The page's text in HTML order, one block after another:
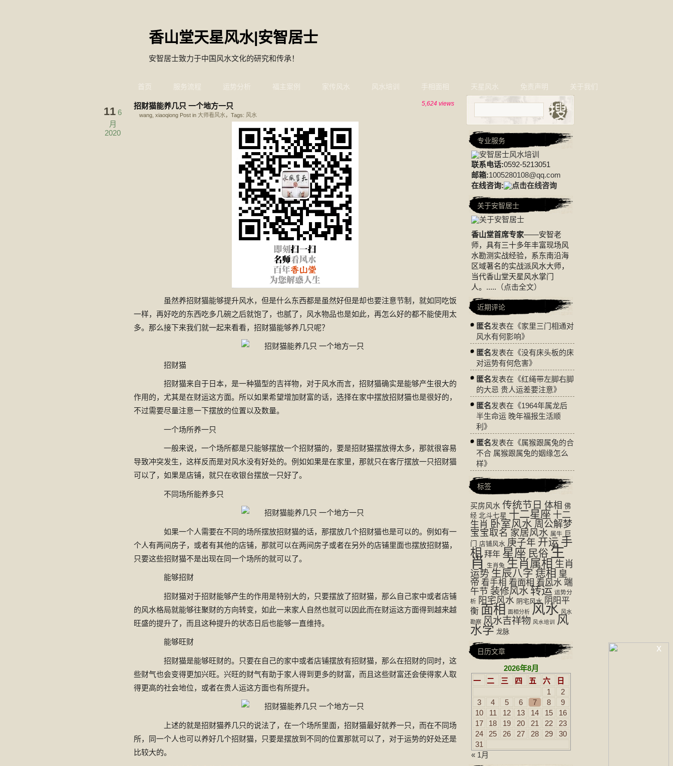
香山堂天星风水|安智居士
安智居士致力于中国风水文化的研究和传承！
首页 服务流程 运势分析 福主案例 家传风水 风水培训 手相面相 天星风水 免责声明 关于我们
招财猫能养几只 一个地方一只
wang, xiaoqiong Post in 大师看风水 ，Tags: 风水
11 6
月
2020
5,624 views
虽然养招财猫能够提升风水，但是什么东西都是虽然好但是却也要注意节制，就如同吃饭
一样，再好吃的东西吃多几碗之后就饱了，也腻了，风水物品也是如此，再怎么好的都不能使用太
多。那么接下来我们就一起来看看，招财猫能够养几只呢？
招财猫
招财猫来自于日本，是一种猫型的吉祥物，对于风水而言，招财猫确实是能够产生很大的
作用的，尤其是在财运这方面。所以如果希望增加财富的话，选择在家中摆放招财猫也是很好的，
不过需要尽量注意一下摆放的位置以及数量。
一个场所养一只
一般来说，一个场所都是只能够摆放一个招财猫的，要是招财猫摆放得太多，那就很容易
导致冲突发生，这样反而是对风水没有好处的。例如如果是在家里，那就只在客厅摆放一只招财猫
可以了，如果是店铺，就只在收银台摆放一只好了。
不同场所能养多只
如果一个人需要在不同的场所摆放招财猫的话，那摆放几个招财猫也是可以的。例如有一
个人有两间房子，或者有其他的店铺，那就可以在两间房子或者在另外的店铺里面也摆放招财猫，
只要这些招财猫不是出现在同一个场所的就可以了。
能够招财
招财猫对于招财能够产生的作用是特别大的，只要摆放了招财猫，那么自己家中或者店铺
的风水格局就能够往聚财的方向转变，如此一来家人自然也就可以因此而在财运这方面得到越来越
旺盛的提升了，而且这种提升的状态日后也能够一直维持。
能够旺财
招财猫是能够旺财的。只要在自己的家中或者店铺摆放有招财猫，那么在招财的同时，这
些财气也会变得更加兴旺。兴旺的财气有助于家人得到更多的财富，而且这些财富还会使得家人取
得更高的社会地位，或者在贵人运这方面也有所提升。
上述的就是招财猫养几只的说法了，在一个场所里面，招财猫最好就养一只，而在不同场
所，同一个人也可以养好几个招财猫，只要是摆放到不同的位置那就可以了，对于运势的好处还是
比较大的。
专业服务
联系电话:0592-5213051
邮箱:1005280108@qq.com
在线咨询:
关于安智居士
香山堂首席专家——安智老
师，具有三十多年丰富现场风
水勘测实战经验，系东南沿海
区域著名的实战派风水大师，
当代香山堂天星风水掌门
人。..... （点击全文）
近期评论
匿名发表在《家里三门相通对
风水有何影响》
匿名发表在《没有床头板的床
对运势有何危害》
匿名发表在《红绳带左脚右脚
的大忌 贵人运差要注意》
匿名发表在《1964年属龙后
半生命运 晚年福报生活顺
利 》
匿名发表在《属猴跟属兔的合
不合 属猴跟属兔的姻缘怎么
样》
标签
买房风水 传统节日 体相 佛
经 北斗七星 十二星座 十二
生肖 卧室风水 周公解梦
宝宝取名 家居风水 属牛 巨
门
店铺风水 庚子年 开运 手
相 拜年 星座 民俗生
肖 生肖兔 生肖属相 生肖
运势 生辰八字 痣相 皇
帝 看手相 看面相 看风水 端
午节 装修风水转运 运势分
析 阳宅风水 阴宅风水 阴阳平
衡 面相 面相分析 风水 风水
勘察 风水吉祥物 风水培训 风
水学 龙脉
日历文章
2026年8月
一
二 三 四 五 六
日
1
2
3
4 5 6 7 8
9
10
11 12 13 14 15
16
17
18 19 20 21 22
23
24
25 26 27 28 29
30
31
« 1月
x